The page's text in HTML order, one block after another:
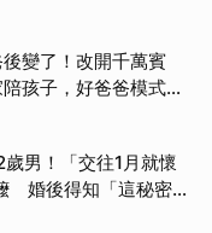
變了！改開千萬賓
孩子，好爸爸模式全
男！「交往1月就懷
婚後得知「這秘密」